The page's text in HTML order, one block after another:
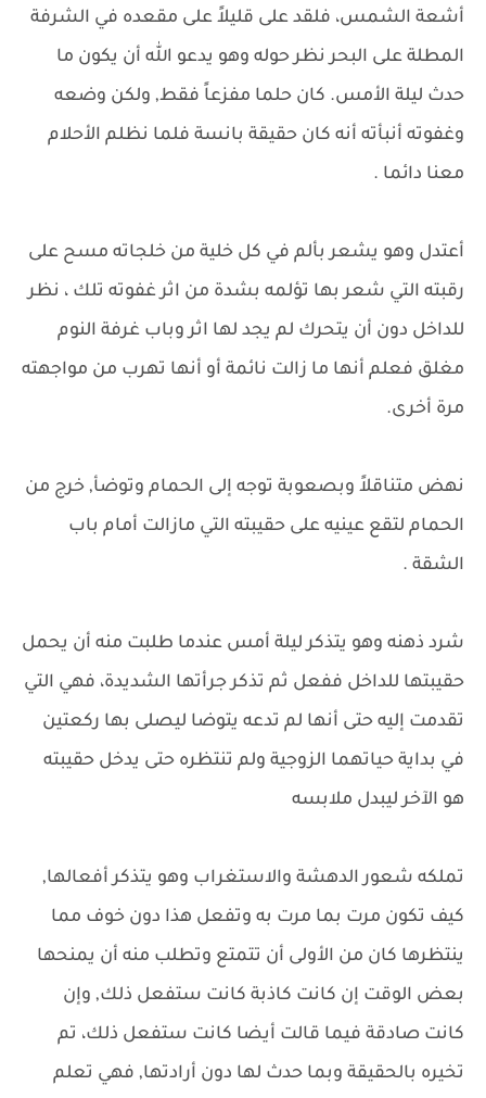
أشعة الشمس، فلقد على قليلاً على مقعده في الشرفة
المطلة على البحر نظر حوله وهو يدعو الله أن يكون ما
حدث ليلة الأمس. كان حلما مفزعاً فقط, ولكن وضعه
وغفوته أنبأته أنه كان حقيقة بانسة فلما نظلم الأحلام
معنا دائما .
أعتدل وهو يشعر بألم في كل خلية من خلجاته مسح على
رقبته التي شعر بها تؤلمه بشدة من اثر غفوته تلك ، نظر
للداخل دون أن يتحرك لم يجد لها اثر وباب غرفة النوم
مغلق فعلم أنها ما زالت نائمة أو أنها تهرب من مواجهته
مرة أخرى.
نهض متناقلاً وبصعوبة توجه إلى الحمام وتوضأ, خرج من
الحمام لتقع عينيه على حقيبته التي مازالت أمام باب
الشقة .
شرد ذهنه وهو يتذكر ليلة أمس عندما طلبت منه أن يحمل
حقيبتها للداخل ففعل ثم تذكر جرأتها الشديدة، فهي التي
تقدمت إليه حتى أنها لم تدعه يتوضا ليصلى بها ركعتين
في بداية حياتهما الزوجية ولم تنتظره حتى يدخل حقيبته
هو الآخر ليبدل ملابسه
تملكه شعور الدهشة والاستغراب وهو يتذكر أفعالها,
كيف تكون مرت بما مرت به وتفعل هذا دون خوف مما
ينتظرها كان من الأولى أن تتمتع وتطلب منه أن يمنحها
بعض الوقت إن كانت كاذبة كانت ستفعل ذلك, وإن
كانت صادقة فيما قالت أيضا كانت ستفعل ذلك، تم
تخيره بالحقيقة وبما حدث لها دون أرادتها, فهي تعلم